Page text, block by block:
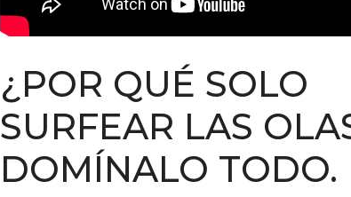
¿POR QUÉ SOLO
SURFEAR LAS
DOMÍNALO TODO.